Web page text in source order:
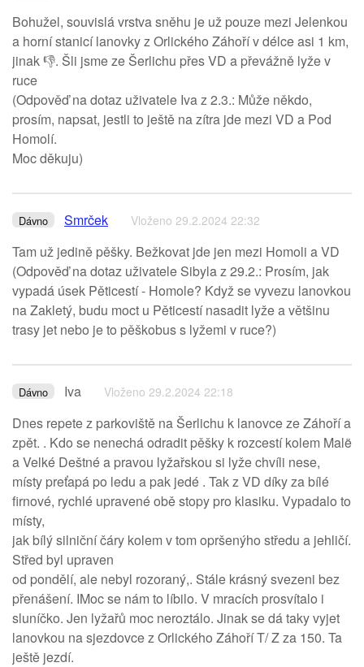
Bohužel, souvislá vrstva sněhu je už pouze mezi Jelenkou
a horní stanicí lanovky z Orlického Záhoří v délce asi 1 km,
jinak 👎. Šli jsme ze Šerlichu přes VD a převážně lyže v
ruce
(Odpověď na dotaz uživatele Iva z 2.3.: Může někdo,
prosím, napsat, jestli to ještě na zítra jde mezi VD a Pod
Homolí.
Moc děkuju)
Dávno Smrček Vloženo 29.2.2024 22:32
Tam už jedině pěšky. Bežkovat jde jen mezi Homoli a VD
(Odpověď na dotaz uživatele Sibyla z 29.2.: Prosím, jak
vypadá úsek Pěticestí - Homole? Když se vyvezu lanovkou
na Zakletý, budu moct u Pěticestí nasadit lyže a většinu
trasy jet nebo je to pěškobus s lyžemi v ruce?)
Dávno Iva Vloženo 29.2.2024 22:18
Dnes repete z parkoviště na Šerlichu k lanovce ze Záhoří a
zpět. . Kdo se nenechá odradit pěšky k rozcestí kolem Malë
a Velké Deštné a pravou lyžařskou si lyže chvíli nese,
místy preťapá po ledu a pak jedé . Tak z VD díky za bílé
firnové, rychlé upravené obě stopy pro klasiku. Vypadalo to
místy,
jak bílý silniční čáry kolem v tom opršenýho středu a jehličí.
Střed byl upraven
od pondělí, ale nebyl rozoraný,. Stále krásný svezeni bez
přenášení. IMoc se nám to líbilo. V mracích prosvítalo i
sluníčko. Jen lyžařů moc neroztálo. Jinak se dá taky vyjet
lanovkou na sjezdovce z Orlického Záhoří T/ Z za 150. Ta
ještě jezdí.